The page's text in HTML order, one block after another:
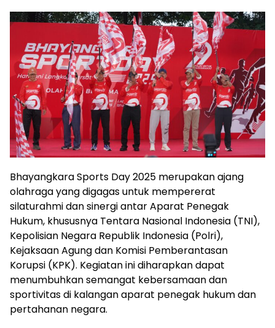
Bhayangkara Sports Day 2025 merupakan ajang
olahraga yang digagas untuk mempererat
silaturahmi dan sinergi antar Aparat Penegak
Hukum, khususnya Tentara Nasional Indonesia (TNI),
Kepolisian Negara Republik Indonesia (Polri),
Kejaksaan Agung dan Komisi Pemberantasan
Korupsi (KPK). Kegiatan ini diharapkan dapat
menumbuhkan semangat kebersamaan dan
sportivitas di kalangan aparat penegak hukum dan
pertahanan negara.